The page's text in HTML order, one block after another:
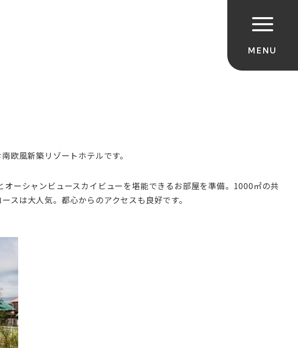
欧風新築リゾートホテルです。
ーシャンビュースカイビューを堪能できるお部屋を準備。1000㎡の共
スは大人気。都心からのアクセスも良好です。